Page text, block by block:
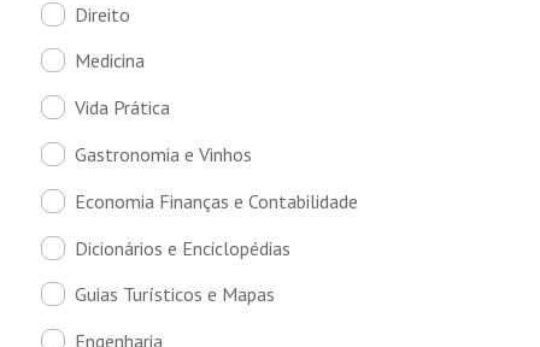
Direito
Medicina
Vida Prática
Gastronomia e Vinhos
Economia Finanças e Contabilidade
Dicionários e Enciclopédias
Guias Turísticos e Mapas
Engenharia